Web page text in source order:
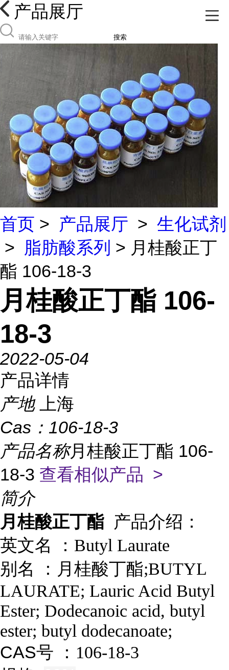
产品展厅
搜索
首页 > 产品展厅 > 生化试剂
> 脂肪酸系列 > 月桂酸正丁
酯 106-18-3
月桂酸正丁酯 106-
18-3
2022-05-04
产品详情
产地
上海
Cas： 106-18-3
产品名称月桂酸正丁酯 106-
18-3 查看相似产品 >
简介
月桂酸正丁酯 产品介绍：
英文名 ： Butyl Laurate
别名 ： 月桂酸丁酯;BUTYL
LAURATE; Lauric Acid Butyl
Ester; Dodecanoic acid, butyl
ester; butyl dodecanoate;
CAS号 ： 106-18-3